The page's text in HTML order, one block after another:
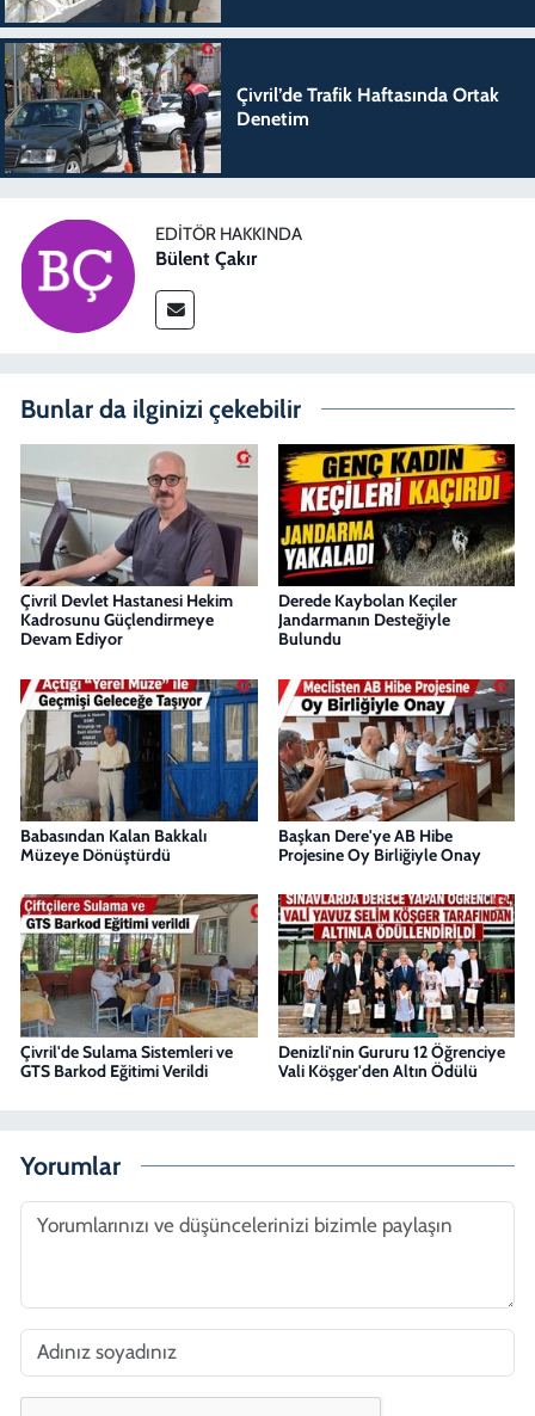
Çivril’de Trafik Haftasında Ortak
Denetim
EDITÖR HAKKINDA
Bülent Çakır
Bunlar da ilginizi çekebilir
Çivril Devlet Hastanesi Hekim
Kadrosunu Güçlendirmeye
Devam Ediyor
Derede Kaybolan Keçiler
Jandarmanın Desteğiyle
Bulundu
Babasından Kalan Bakkalı
Müzeye Dönüştürdü
Başkan Dere'ye AB Hibe
Projesine Oy Birliğiyle Onay
Çivril'de Sulama Sistemleri ve
GTS Barkod Eğitimi Verildi
Denizli'nin Gururu 12 Öğrenciye
Vali Köşger'den Altın Ödülü
Yorumlar